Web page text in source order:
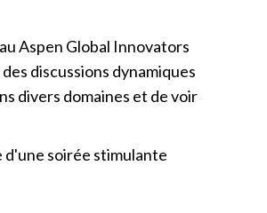
Aspen Global Innovators
discussions dynamiques
divers domaines et de voir
d'une soirée stimulante